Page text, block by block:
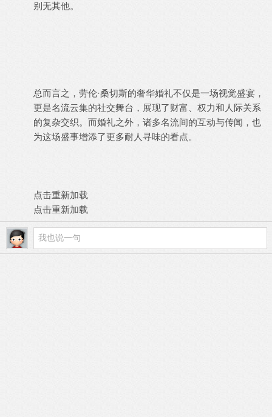
别无其他。
总而言之，劳伦·桑切斯的奢华婚礼不仅是一场视觉盛宴，
更是名流云集的社交舞台，展现了财富、权力和人际关系
的复杂交织。而婚礼之外，诸多名流间的互动与传闻，也
为这场盛事增添了更多耐人寻味的看点。
点击重新加载
点击重新加载